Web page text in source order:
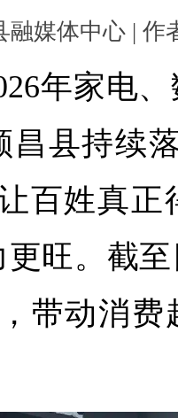
融媒体中心 | 作
年家电
昌县持续
百姓真
更旺。截
带动消费